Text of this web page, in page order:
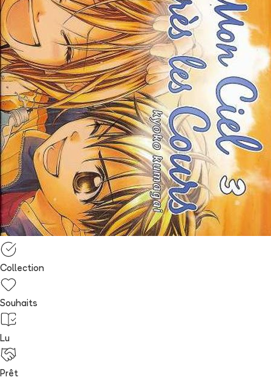
Collection
Souhaits
Lu
Prêt